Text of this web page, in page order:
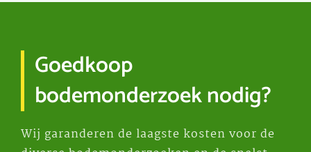
Goedkoop
bodemonderzoek nodig?
Wij garanderen de laagste kosten voor de